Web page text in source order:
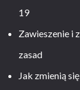
19
Zawieszenie i
zasad
Jak zmienią